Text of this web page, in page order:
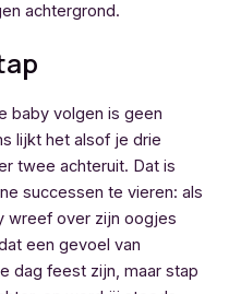
achtergrond.
baby volgen is geen
lijkt het alsof je drie
twee achteruit. Dat is
successen te vieren: als
wreef over zijn oogjes
een gevoel van
dag feest zijn, maar stap